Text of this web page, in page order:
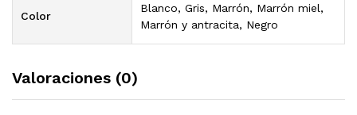
Color
Blanco, Gris, Marrón, Marrón miel,
Marrón y antracita, Negro
Valoraciones (0)